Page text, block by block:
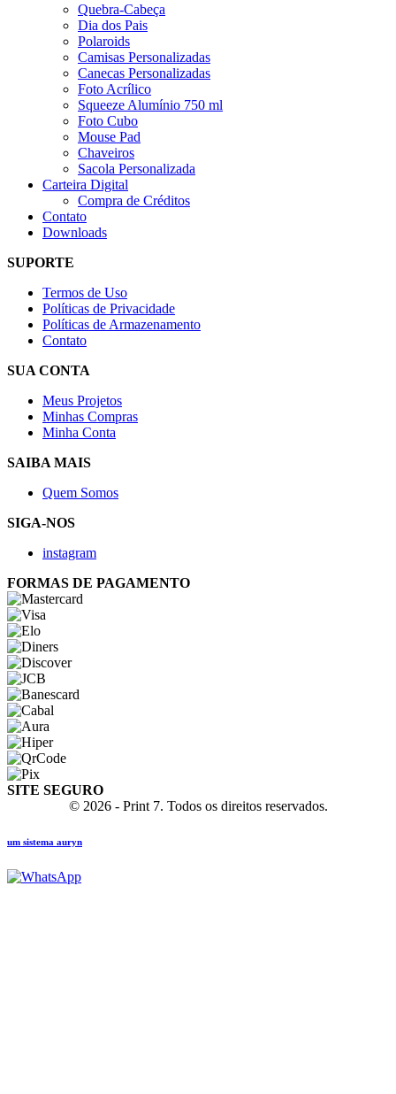
Quebra-Cabeça
Dia dos Pais
Polaroids
Camisas Personalizadas
Canecas Personalizadas
Foto Acrílico
Squeeze Alumínio 750 ml
Foto Cubo
Mouse Pad
Chaveiros
Sacola Personalizada
Carteira Digital
Compra de Créditos
Contato
Downloads
SUPORTE
Termos de Uso
Políticas de Privacidade
Políticas de Armazenamento
Contato
SUA CONTA
Meus Projetos
Minhas Compras
Minha Conta
SAIBA MAIS
Quem Somos
SIGA-NOS
instagram
FORMAS DE PAGAMENTO
SITE SEGURO
© 2026 - Print 7. Todos os direitos reservados.
um sistema auryn